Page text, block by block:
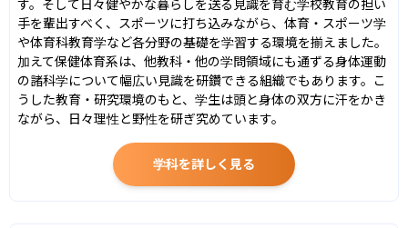
手を輩出すべく、スポーツに打ち込みながら、体育・スポーツ学
や体育科教育学など各分野の基礎を学習する環境を揃えました。
加えて保健体育系は、他教科・他の学問領域にも通ずる身体運動
の諸科学について幅広い見識を研鑽できる組織でもあります。こ
うした教育・研究環境のもと、学生は頭と身体の双方に汗をかき
ながら、日々理性と野性を研ぎ究めています。
学科を詳しく見る